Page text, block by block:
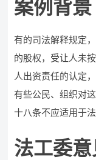
案例背景
有的司法解释规定
的股权，受让人未
人出资责任的认定
有些公民、组织对
十八条不应适用于
法工委